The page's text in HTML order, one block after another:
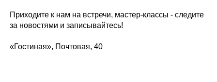
Приходите к нам на встречи, мастер-классы - следите
за новостями и записывайтесь!
«Гостиная», Почтовая, 40